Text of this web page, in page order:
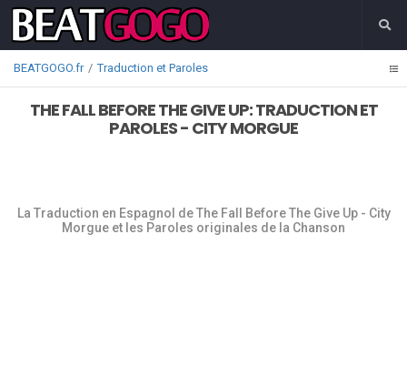
BEATGOGO.fr Traduction et Paroles
THE FALL BEFORE THE GIVE UP: TRADUCTION ET
PAROLES - CITY MORGUE
La Traduction en Espagnol de The Fall Before The Give Up - City
Morgue et les Paroles originales de la Chanson